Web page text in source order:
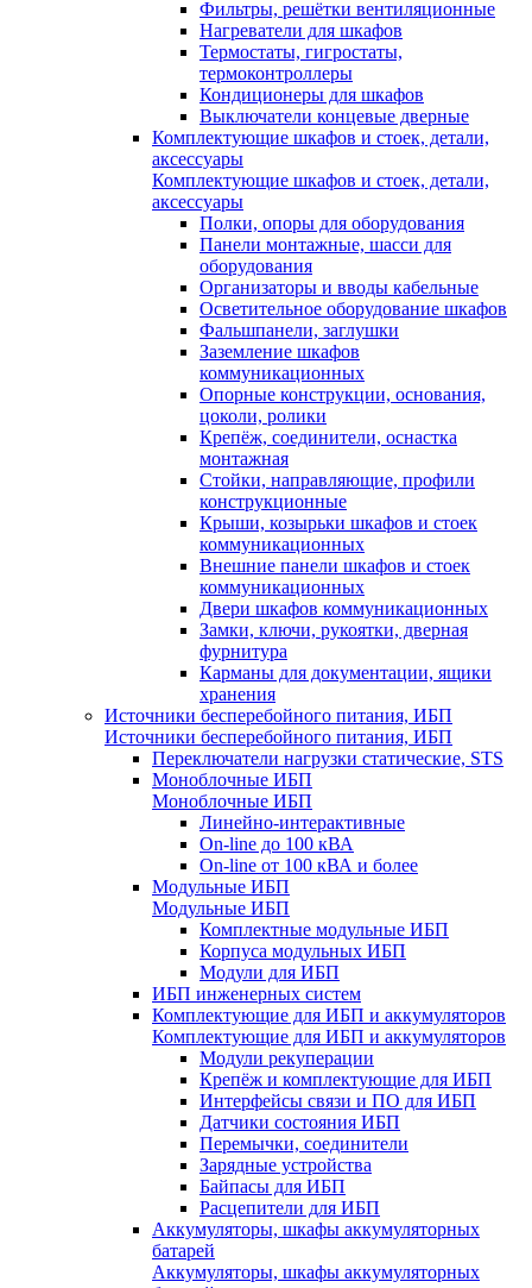
Фильтры, решётки вентиляционные
Нагреватели для шкафов
Термостаты, гигростаты,
термоконтроллеры
Кондиционеры для шкафов
Выключатели концевые дверные
Комплектующие шкафов и стоек, детали,
аксессуары
Комплектующие шкафов и стоек, детали,
аксессуары
Полки, опоры для оборудования
Панели монтажные, шасси для
оборудования
Организаторы и вводы кабельные
Осветительное оборудование шкафов
Фальшпанели, заглушки
Заземление шкафов
коммуникационных
Опорные конструкции, основания,
цоколи, ролики
Крепёж, соединители, оснастка
монтажная
Стойки, направляющие, профили
конструкционные
Крыши, козырьки шкафов и стоек
коммуникационных
Внешние панели шкафов и стоек
коммуникационных
Двери шкафов коммуникационных
Замки, ключи, рукоятки, дверная
фурнитура
Карманы для документации, ящики
хранения
Источники бесперебойного питания, ИБП
Источники бесперебойного питания, ИБП
Переключатели нагрузки статические, STS
Моноблочные ИБП
Моноблочные ИБП
Линейно-интерактивные
On-line до 100 кВА
On-line от 100 кВА и более
Модульные ИБП
Модульные ИБП
Комплектные модульные ИБП
Корпуса модульных ИБП
Модули для ИБП
ИБП инженерных систем
Комплектующие для ИБП и аккумуляторов
Комплектующие для ИБП и аккумуляторов
Модули рекуперации
Крепёж и комплектующие для ИБП
Интерфейсы связи и ПО для ИБП
Датчики состояния ИБП
Перемычки, соединители
Зарядные устройства
Байпасы для ИБП
Расцепители для ИБП
Аккумуляторы, шкафы аккумуляторных
батарей
Аккумуляторы, шкафы аккумуляторных